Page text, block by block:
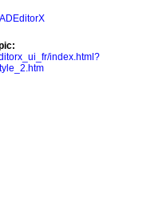
index.html?